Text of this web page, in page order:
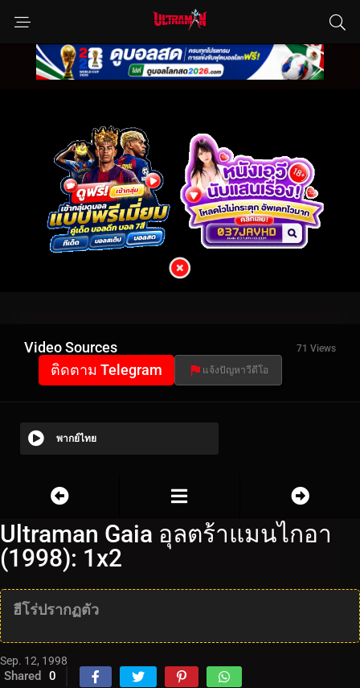
Video Sources 71 Views
ติดตาม Telegram แจ้งปัญหาวีดีโอ
พากย์ไทย
Ultraman Gaia อุลตร้าแมนไกอา
(1998): 1x2
ฮีโร่ปรากฏตัว
Sep. 12, 1998
Shared 0